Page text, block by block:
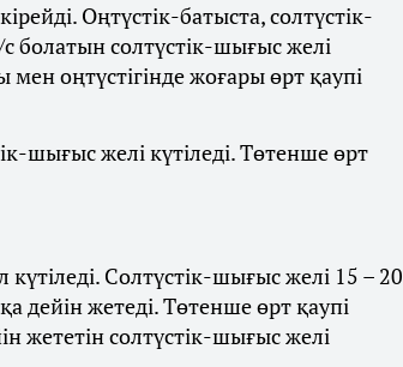
Оңтүстік-батыста, солтүстік-
болатын солтүстік-шығыс желі
оңтүстігінде жоғары өрт қаупі
шығыс желі күтіледі. Төтенше өрт
Солтүстік-шығыс желі 15 – 20
дейін жетеді. Төтенше өрт қаупі
жететін солтүстік-шығыс желі